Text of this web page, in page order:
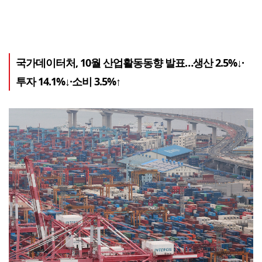
국가데이터처, 10월 산업활동동향 발표…생산 2.5%↓·
투자 14.1%↓·소비 3.5%↑